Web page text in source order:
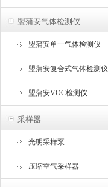
盟蒲安气体检测仪
盟蒲安单一气体检测仪
盟蒲安复合式气体检测仪
盟蒲安VOC检测仪
采样器
光明采样泵
压缩空气采样器